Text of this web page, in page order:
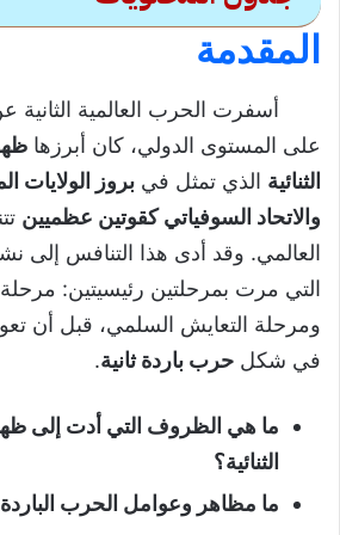
نظام القطبية
الباردة
المقدمة
الأوضاع الدولية بعد الحرب
نظام القطبية الثنائية
نتائج الحرب العالمية
العظميين
تأسيس هيئة الأمم
تصاعد التوتر ونشوب الحرب
أسباب الحرب الباردة
المقدمة
أسفرت الحرب العالمية الثانية
على المستوى الدولي، كان أبرزها
الثنائية الذي تمثل في بروز الولايات
والاتحاد السوفياتي كقوتين عظميين
العالمي. وقد أدى هذا التنافس إلى
التي مرت بمرحلتين رئيسيتين: مرحلة
ومرحلة التعايش السلمي، قبل أن
في شكل حرب باردة ثانية.
ما هي الظروف التي أدت إلى
الثنائية؟
ما مظاهر وعوامل الحرب الباردة